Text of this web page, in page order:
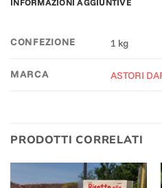
INFORMAZIONI AGGIUNTIVE
CONFEZIONE 1 kg
MARCA ASTORI
PRODOTTI CORRELATI